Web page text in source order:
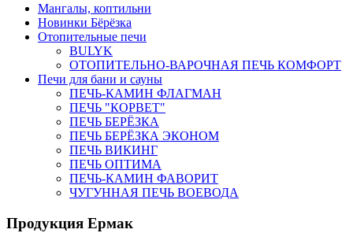
Мангалы, коптильни
Новинки Бёрёзка
Отопительные печи
BULYK
ОТОПИТЕЛЬНО-ВАРОЧНАЯ ПЕЧЬ КОМФОРТ
Печи для бани и сауны
ПЕЧЬ-КАМИН ФЛАГМАН
ПЕЧЬ "КОРВЕТ"
ПЕЧЬ БЕРЁЗКА
ПЕЧЬ БЕРЁЗКА ЭКОНОМ
ПЕЧЬ ВИКИНГ
ПЕЧЬ ОПТИМА
ПЕЧЬ-КАМИН ФАВОРИТ
ЧУГУННАЯ ПЕЧЬ ВОЕВОДА
Продукция Ермак